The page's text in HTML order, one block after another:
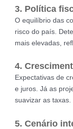
3. Política
O equilíbrio das
risco do país.
mais elevadas,
4.
Expectativas de
e juros. Já as
suavizar as taxas.
5. Cenário